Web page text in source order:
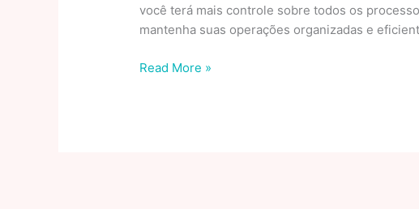
você terá mais controle sobre todos os
mantenha suas operações organizadas e
IMPORVIP
Read More »